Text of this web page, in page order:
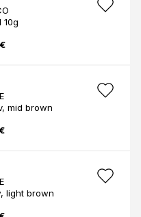
10g
mid brown
light brown